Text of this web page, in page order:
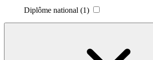
Diplôme national (1)